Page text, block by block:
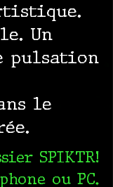
Un
pulsation
le
SPIKTR!
ou PC.